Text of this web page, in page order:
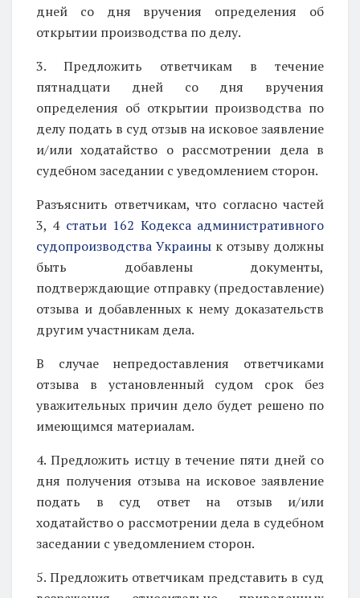
дней со дня вручения определения об
открытии производства по делу.
3. Предложить ответчикам в течение
пятнадцати дней со дня вручения
определения об открытии производства по
делу подать в суд отзыв на исковое заявление
и/или ходатайство о рассмотрении дела в
судебном заседании с уведомлением сторон.
Разъяснить ответчикам, что согласно частей
3, 4 статьи 162 Кодекса административного
судопроизводства Украины к отзыву должны
быть добавлены документы,
подтверждающие отправку (предоставление)
отзыва и добавленных к нему доказательств
другим участникам дела.
В случае непредоставления ответчиками
отзыва в установленный судом срок без
уважительных причин дело будет решено по
имеющимся материалам.
4. Предложить истцу в течение пяти дней со
дня получения отзыва на исковое заявление
подать в суд ответ на отзыв и/или
ходатайство о рассмотрении дела в судебном
заседании с уведомлением сторон.
5. Предложить ответчикам представить в суд